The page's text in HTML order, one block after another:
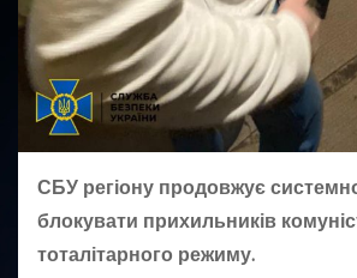
СБУ регіону продовжує
блокувати прихильників
тоталітарного режиму.